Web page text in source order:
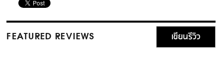
FEATURED REVIEWS เขียนรีวิว